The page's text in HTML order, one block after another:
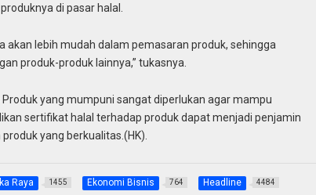
di pasar halal.
akan lebih mudah dalam pemasaran produk, sehingga
produk-produk lainnya,” tukasnya.
yang mumpuni sangat diperlukan agar mampu
sertifikat halal terhadap produk dapat menjadi penjamin
yang berkualitas.(HK).
Raya 1455 Ekonomi Bisnis 764 Headline 4484